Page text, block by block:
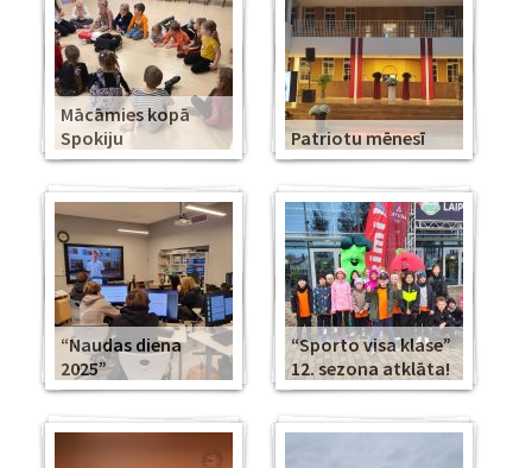
Mācāmies kopā
Spokiju
Patriotu mēnesī
“Naudas diena
2025”
“Sporto visa klase”
12. sezona atklāta!